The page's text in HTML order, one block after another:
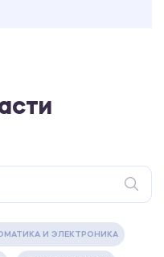
И ЭЛЕКТРОНИКА